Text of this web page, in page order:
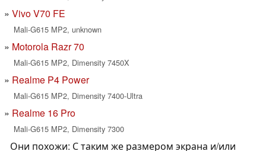
Vivo V70 FE
Mali-G615 MP2, unknown
Motorola Razr 70
Mali-G615 MP2, Dimensity 7450X
Realme P4 Power
Mali-G615 MP2, Dimensity 7400-Ultra
Realme 16 Pro
Mali-G615 MP2, Dimensity 7300
Они похожи: С таким же размером экрана и/или